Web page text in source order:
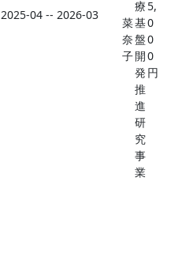
2025-04 -- 2026-03
菜
奈
子
療
基
盤
開
発
推
進
研
究
事
業
5,
0
0
0
円